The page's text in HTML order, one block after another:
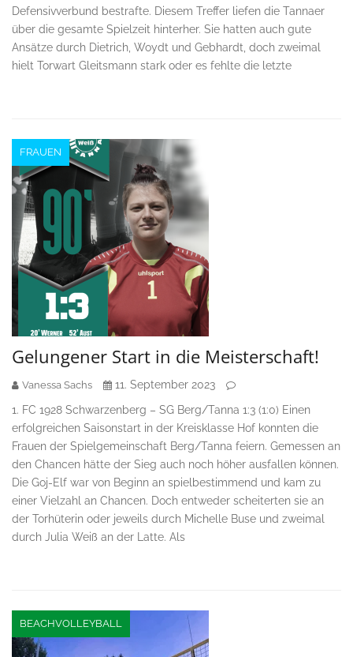
Defensivverbund bestrafte. Diesem Treffer liefen die Tannaer
über die gesamte Spielzeit hinterher. Sie hatten auch gute
Ansätze durch Dietrich, Woydt und Gebhardt, doch zweimal
hielt Torwart Gleitsmann stark oder es fehlte die letzte
FRAUEN
Gelungener Start in die Meisterschaft!
Vanessa Sachs
11. September 2023
1. FC 1928 Schwarzenberg – SG Berg/Tanna 1:3 (1:0) Einen
erfolgreichen Saisonstart in der Kreisklasse Hof konnten die
Frauen der Spielgemeinschaft Berg/Tanna feiern. Gemessen an
den Chancen hätte der Sieg auch noch höher ausfallen können.
Die Goj-Elf war von Beginn an spielbestimmend und kam zu
einer Vielzahl an Chancen. Doch entweder scheiterten sie an
der Torhüterin oder jeweils durch Michelle Buse und zweimal
durch Julia Weiß an der Latte. Als
BEACHVOLLEYBALL